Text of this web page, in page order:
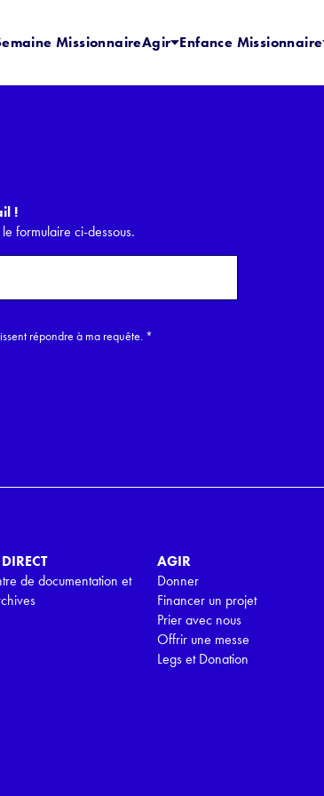
MissionnaireAgir Enfance Missionnaire
!
formulaire ci-dessous.
répondre à ma requête. *
de documentation et
AGIR
Donner
Financer un projet
Prier avec nous
Offrir une messe
Legs et Donation